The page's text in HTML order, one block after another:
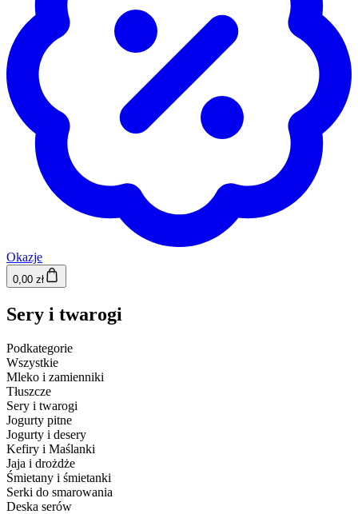
Okazje
0,00 zł
Sery i twarogi
Podkategorie
Wszystkie
Mleko i zamienniki
Tłuszcze
Sery i twarogi
Jogurty pitne
Jogurty i desery
Kefiry i Maślanki
Jaja i drożdże
Śmietany i śmietanki
Serki do smarowania
Deska serów